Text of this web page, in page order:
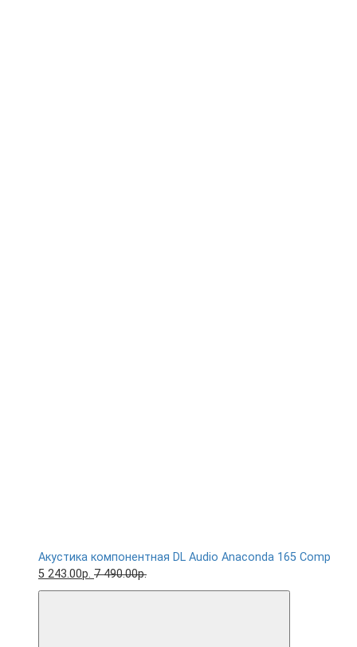
Акустика компонентная DL Audio Anaconda 165 Comp
5 243.00р. 7 490.00р.